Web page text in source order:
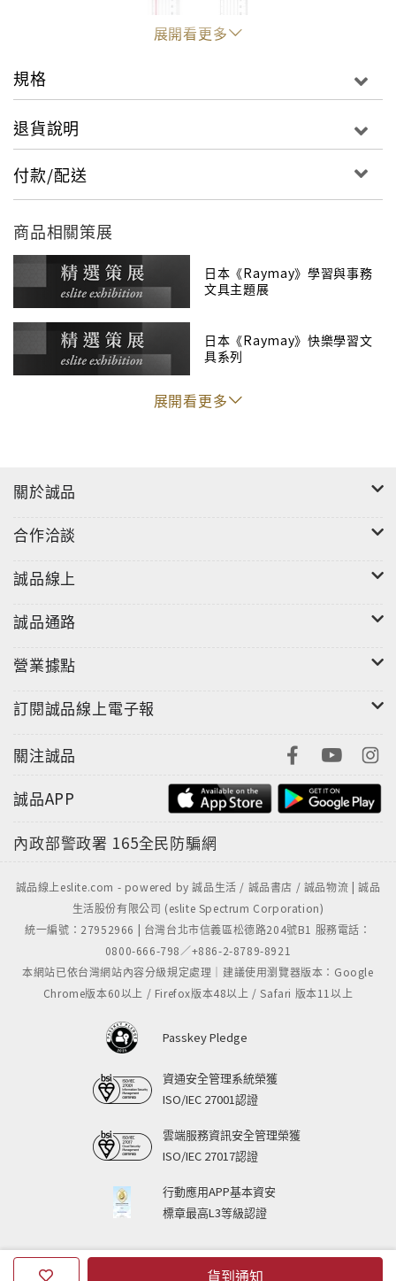
貨到通知
尺邊上鑲著不鏽鋼製的鐵片棒，在切割時，不用擔
心對尺本身造成損壞。
不鏽鋼鐵片棒和尺本身緊緊黏著合而為一，就算尺
略微彎曲，也不會脫落。
本體尺寸:W40xH410xD3mm
含包裝尺寸:W50xH463mm
重量:62g
材質:壓克力、不鏽鋼
展開看更多
規格
退貨說明
付款/配送
商品相關策展
日本《Raymay》學習與事務
文具主題展
日本《Raymay》快樂學習文
具系列
展開看更多
關於誠品
合作洽談
誠品線上
誠品通路
營業據點
訂閱誠品線上電子報
關注誠品
誠品APP
內政部警政署 165全民防騙網
誠品線上eslite.com - powered by 誠品生活 / 誠品書店 / 誠品物流 | 誠品
生活股份有限公司 (eslite Spectrum Corporation)
統一編號：27952966 | 台灣台北市信義區松德路204號B1 服務電話：
0800-666-798／+886-2-8789-8921
本網站已依台灣網站內容分級規定處理｜建議使用瀏覽器版本：Google
Chrome版本60以上 / Firefox版本48以上 / Safari 版本11以上
Passkey Pledge
資通安全管理系統榮獲
ISO/IEC 27001認證
雲端服務資訊安全管理榮獲
ISO/IEC 27017認證
行動應用APP基本資安
標章最高L3等級認證